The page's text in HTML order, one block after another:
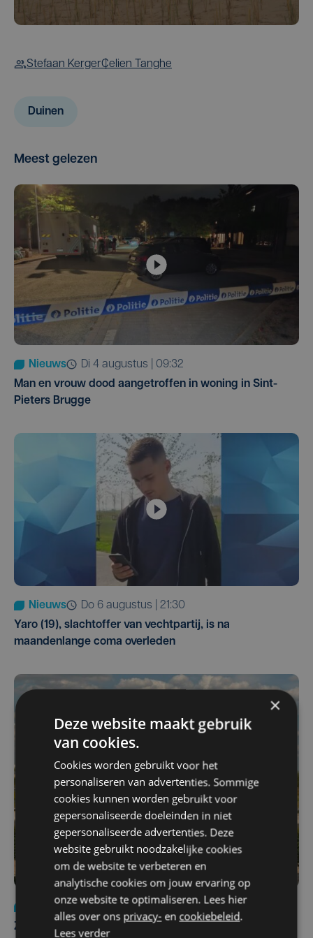
Stefaan KergerCelien Tanghe
Duinen
Meest gelezen
Nieuws
di 4 augustus | 09:32
Man en vrouw dood aangetroffen in woning in Sint-
Pieters Brugge
Nieuws
do 6 augustus | 21:30
Yaro (19), slachtoffer van vechtpartij, is na
maandenlange coma overleden
Nieuws Update
za 1 augustus | 17:21
Zwaar ongeval op E403 in Izegem: drie rijstroken
×
Deze website maakt gebruik
van cookies.
Cookies worden gebruikt voor het
personaliseren van advertenties. Sommige
cookies kunnen worden gebruikt voor
gepersonaliseerde doeleinden in niet
gepersonaliseerde advertenties. Deze
website gebruikt noodzakelijke cookies
om de website te verbeteren en
analytische cookies om jouw ervaring op
onze website te optimaliseren. Lees hier
alles over ons privacy- en cookiebeleid.
Lees verder